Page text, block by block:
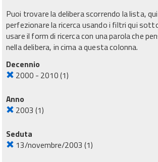
Puoi trovare la delibera scorrendo la lista,
perfezionare la ricerca usando i filtri qui
usare il form di ricerca con una parola che
nella delibera, in cima a questa colonna.
Decennio
2000 - 2010(1)
Anno
2003 (1)
Seduta
13/novembre/2003 (1)